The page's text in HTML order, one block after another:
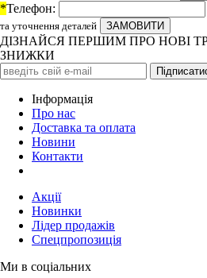
*Телефон:
та уточнення деталей
ДІЗНАЙСЯ ПЕРШИМ ПРО НОВІ
ЗНИЖКИ
Iнформація
Про нас
Доставка та оплата
Новини
Контакти
Акції
Новинки
Лідер продажів
Спецпропозиція
Ми в соціальних